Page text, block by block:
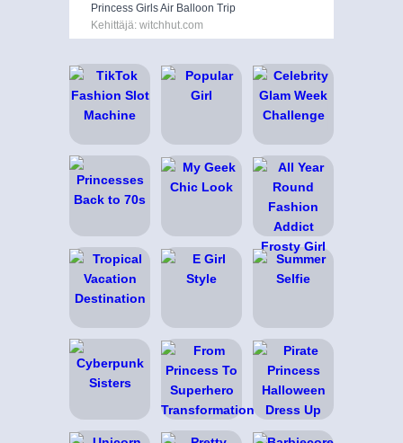
Princess Girls Air Balloon Trip
Kehittäjä: witchhut.com